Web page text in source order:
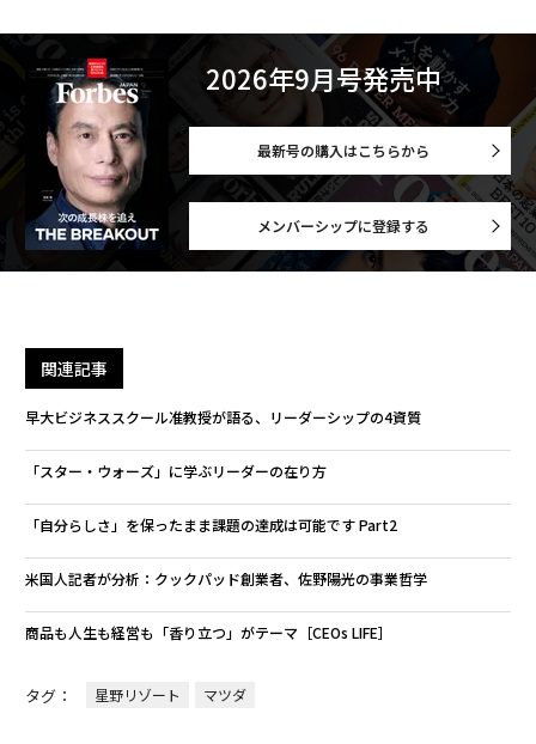
2026年9月号発売中
最新号の購入はこちらから
メンバーシップに登録する
関連記事
早大ビジネススクール准教授が語る、リーダーシップの4資質
「スター・ウォーズ」に学ぶリーダーの在り方
「自分らしさ」を保ったまま課題の達成は可能です Part2
米国人記者が分析：クックパッド創業者、佐野陽光の事業哲学
商品も人生も経営も「香り立つ」がテーマ［CEOs LIFE］
タグ： 星野リゾート マツダ